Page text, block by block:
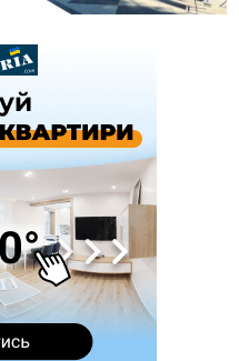
водій Audi наїхав на
України - трохи більше ніж 6
збили жінку
будівництвом новобудов і
на житло
на Прикарпатті?
воїна створила
військових та їхні
комплекс
з Прикарпаття